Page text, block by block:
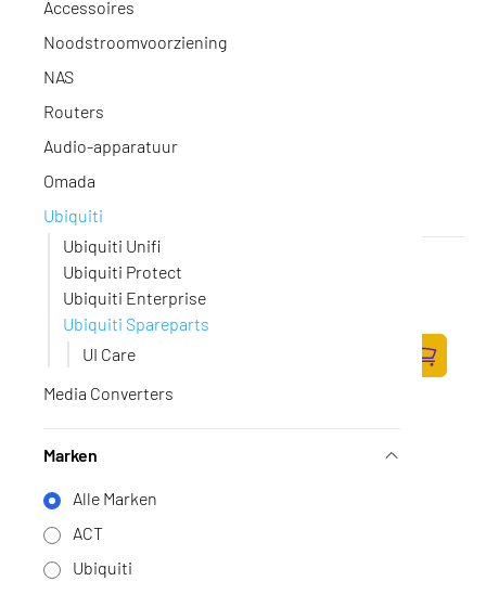
Accessoires
Noodstroomvoorziening
NAS
Routers
Audio-apparatuur
Omada
Ubiquiti
Ubiquiti Unifi
Ubiquiti Protect
Ubiquiti Enterprise
Ubiquiti Spareparts
UI Care
Media Converters
Marken
Alle Marken
ACT
Ubiquiti
Ubiquiti UniFi Camera AI 360 Junction Box
(tweedekans)
Op voorraad · UACC-AI-360-JB-TW2
51,-
42,15 excl. BTW
Zum